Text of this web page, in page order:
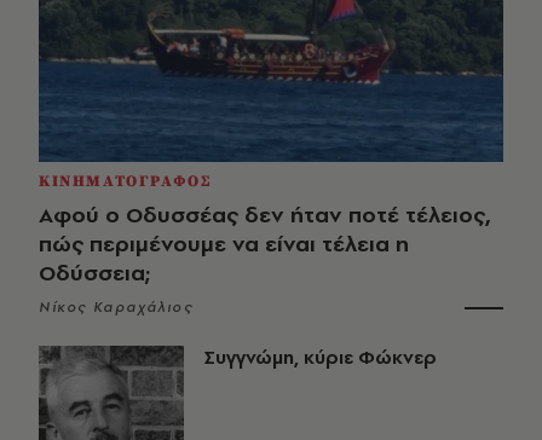
ΚΙΝΗΜΑΤΟΓΡΑΦΟΣ
Αφού ο Οδυσσέας δεν ήταν ποτέ τέλειος,
πώς περιμένουμε να είναι τέλεια η
Οδύσσεια;
Νίκος Καραχάλιος
Συγγνώμη, κύριε Φώκνερ